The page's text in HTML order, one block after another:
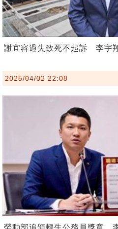
謝宜容過失致死不起訴 李宇
2025/04/02 22:08